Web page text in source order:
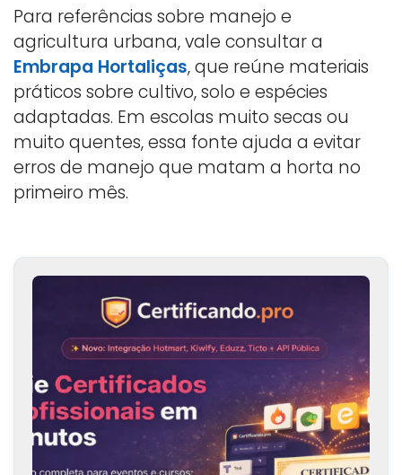
Para referências sobre manejo e
agricultura urbana, vale consultar a
Embrapa Hortaliças, que reúne materiais
práticos sobre cultivo, solo e espécies
adaptadas. Em escolas muito secas ou
muito quentes, essa fonte ajuda a evitar
erros de manejo que matam a horta no
primeiro mês.